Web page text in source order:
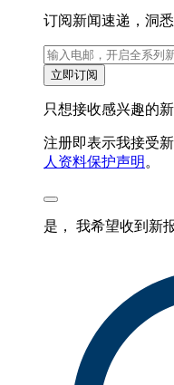
订阅新闻速递，洞悉
立即订阅
只想接收感兴趣的
注册即表示我接受
人资料保护声明 。
是， 我希望收到新